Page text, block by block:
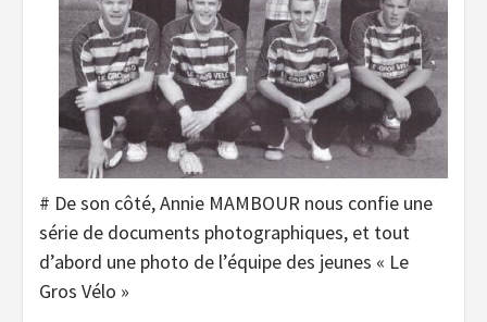
# De son côté, Annie MAMBOUR nous confie une
série de documents photographiques, et tout
d’abord une photo de l’équipe des jeunes « Le
Gros Vélo »